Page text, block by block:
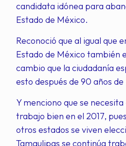
candidata idónea para
Estado de México.
Reconoció que al igual que
Estado de México también
cambio que la ciudadanía
esto después de 90 años
Y menciono que se
trabajo bien en el 2017,
otros estados se viven
Tamaulipas se continúa